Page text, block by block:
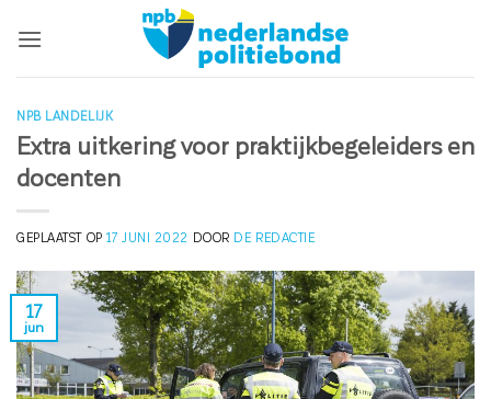
naar
NPB LANDELIJK
Extra uitkering voor praktijkbegeleiders en
docenten
GEPLAATST OP17 JUNI 2022 DOOR DE REDACTIE
17
jun